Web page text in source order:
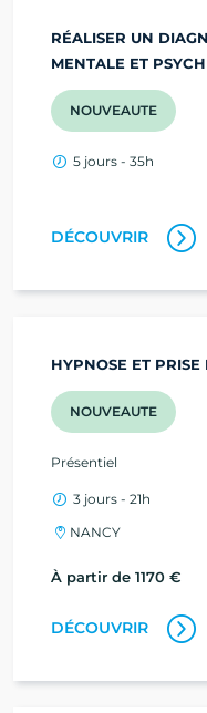
RÉALISER UN
MENTALE ET
NOUVEAUTE
5 jours - 35h
DÉCOUVRIR
HYPNOSE ET
NOUVEAUTE
Présentiel
3 jours - 21h
NANCY
À partir de 1170 €
DÉCOUVRIR